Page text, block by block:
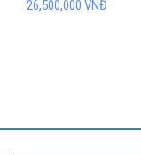
26,500,000 VNĐ